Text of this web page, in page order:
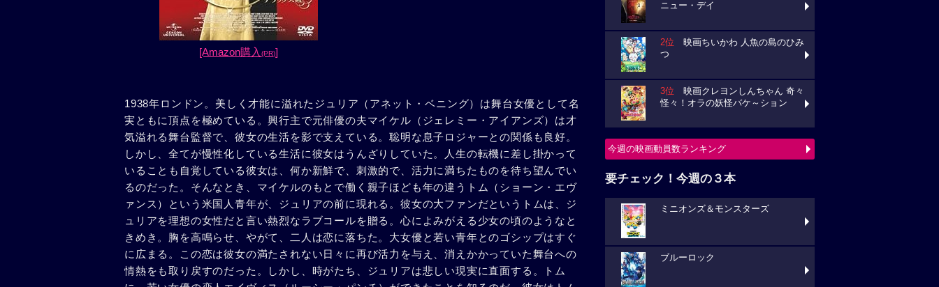
[Amazon購入(PR)]
1938年ロンドン。美しく才能に溢れたジュリア（アネット・ベニング）は舞台女優として名
実ともに頂点を極めている。興行主で元俳優の夫マイケル（ジェレミー・アイアンズ）は才
気溢れる舞台監督で、彼女の生活を影で支えている。聡明な息子ロジャーとの関係も良好。
しかし、全てが慢性化している生活に彼女はうんざりしていた。人生の転機に差し掛かって
いることも自覚している彼女は、何か新鮮で、刺激的で、活力に満ちたものを待ち望んでい
るのだった。そんなとき、マイケルのもとで働く親子ほども年の違うトム（ショーン・エヴ
ァンス）という米国人青年が、ジュリアの前に現れる。彼女の大ファンだというトムは、ジ
ュリアを理想の女性だと言い熱烈なラブコールを贈る。心によみがえる少女の頃のようなと
きめき。胸を高鳴らせ、やがて、二人は恋に落ちた。大女優と若い青年とのゴシップはすぐ
に広まる。この恋は彼女の満たされない日々に再び活力を与え、消えかかっていた舞台への
情熱をも取り戻すのだった。しかし、時がたち、ジュリアは悲しい現実に直面する。トム
ニュー・デイ
2位 映画ちいかわ 人魚の島のひみ
つ
3位 映画クレヨンしんちゃん 奇々
怪々！オラの妖怪バケ～ション
今週の映画動員数ランキング
要チェック！今週の３本
ミニオンズ＆モンスターズ
ブルーロック